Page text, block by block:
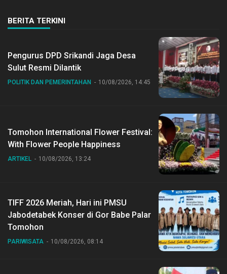
BERITA TERKINI
Pengurus DPD Srikandi Jaga Desa
Sulut Resmi Dilantik
POLITIK DAN PEMERINTAHAN 10/08/2026, 14:45
Tomohon International Flower Festival:
With Flower People Happiness
ARTIKEL 10/08/2026, 13:24
TIFF 2026 Meriah, Hari ini PMSU
Jabodetabek Konser di Gor Babe Palar
Tomohon
PARIWISATA 10/08/2026, 08:14